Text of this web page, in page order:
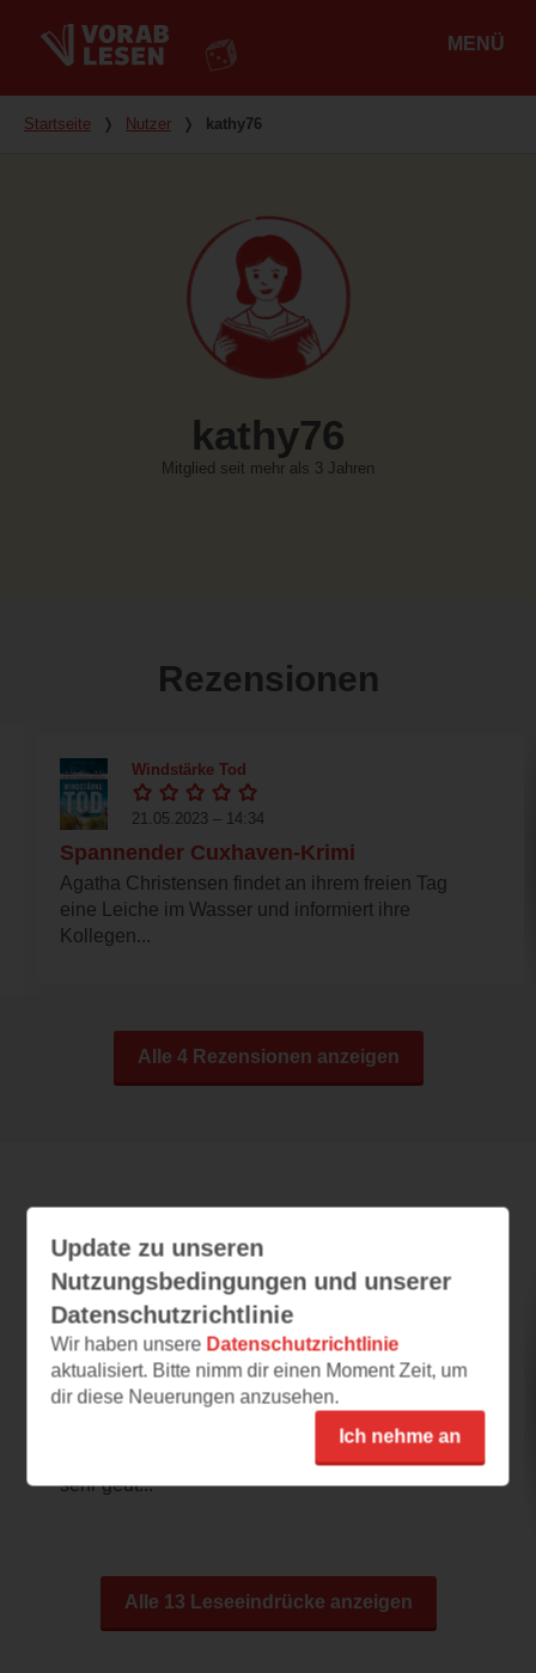
MENÜ
Du bist hier
Startseite ❭ Nutzer ❭ kathy76
kathy76
Mitglied seit mehr als 3 Jahren
Rezensionen
Windstärke Tod
21.05.2023 – 14:34
Spannender Cuxhaven-Krimi
Agatha Christensen findet an ihrem freien Tag
eine Leiche im Wasser und informiert ihre
Kollegen...
Alle 4 Rezensionen anzeigen
Leichenstarr an der Bar
18.06.2024 – 11:40
Spannend
Das Cover und der Schreibstil gefallen mir
sehr gut. Das Lesen der Leseprobe hat mir
sehr geut...
Alle 13 Leseeindrücke anzeigen
Update zu unseren
Nutzungsbedingungen und unserer
Datenschutzrichtlinie
Wir haben unsere Datenschutzrichtlinie
aktualisiert. Bitte nimm dir einen Moment Zeit, um
dir diese Neuerungen anzusehen.
Ich nehme an